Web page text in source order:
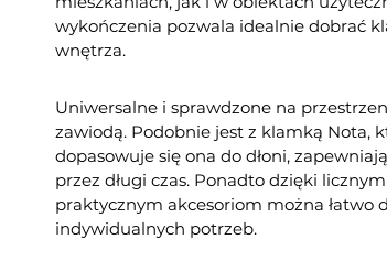
wykończenia pozwala idealnie dobrać
wnętrza.
Uniwersalne i sprawdzone na
zawiodą. Podobnie jest z klamką Nota,
dopasowuje się ona do dłoni,
przez długi czas. Ponadto dzięki
praktycznym akcesoriom można łatwo
indywidualnych potrzeb.